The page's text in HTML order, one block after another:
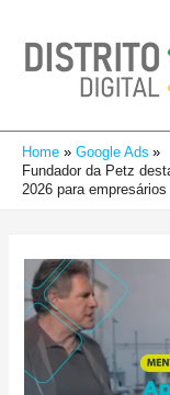
Home
Google Ads
Fundador da Petz
2026 para empresários